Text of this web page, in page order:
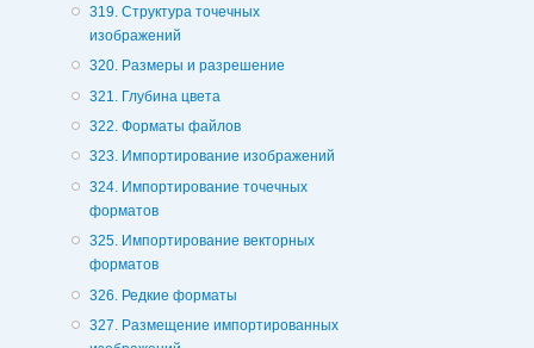
319. Структура точечных
изображений
320. Размеры и разрешение
321. Глубина цвета
322. Форматы файлов
323. Импортирование изображений
324. Импортирование точечных
форматов
325. Импортирование векторных
форматов
326. Редкие форматы
327. Размещение импортированных